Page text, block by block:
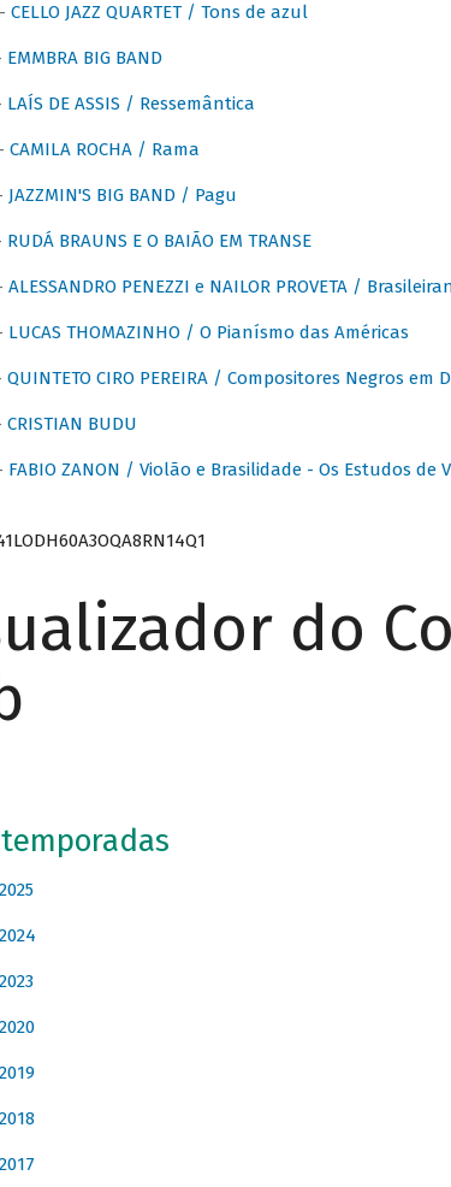
CELLO JAZZ QUARTET / Tons de azul
EMMBRA BIG BAND
LAÍS DE ASSIS / Ressemântica
CAMILA ROCHA / Rama
JAZZMIN'S BIG BAND / Pagu
RUDÁ BRAUNS E O BAIÃO EM TRANSE
ALESSANDRO PENEZZI e NAILOR PROVETA /
LUCAS THOMAZINHO / O Pianísmo das Américas
QUINTETO CIRO PEREIRA / Compositores Negros em
CRISTIAN BUDU
FABIO ZANON / Violão e Brasilidade - Os Estudos de
do